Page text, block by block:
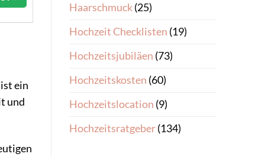
ist ein
und
Haarschmuck(25)
Hochzeit Checklisten (19)
Hochzeitsjubiläen (73)
Hochzeitskosten (60)
Hochzeitslocation (9)
Hochzeitsratgeber(134)